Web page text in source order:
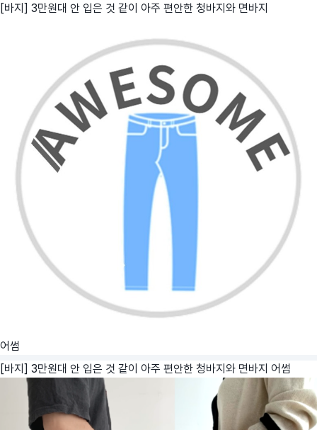
[바지] 3만원대 안 입은 것 같이 아주 편안한 청바지와 면바지
어썸
[바지] 3만원대 안 입은 것 같이 아주 편안한 청바지와 면바지 어썸